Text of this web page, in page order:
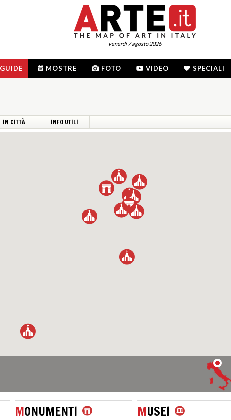
venerdì 7 agosto 2026
GUIDE MOSTRE FOTO VIDEO SPECIALI
IN CITTÀ INFO UTILI
MONUMENTI MUSEI